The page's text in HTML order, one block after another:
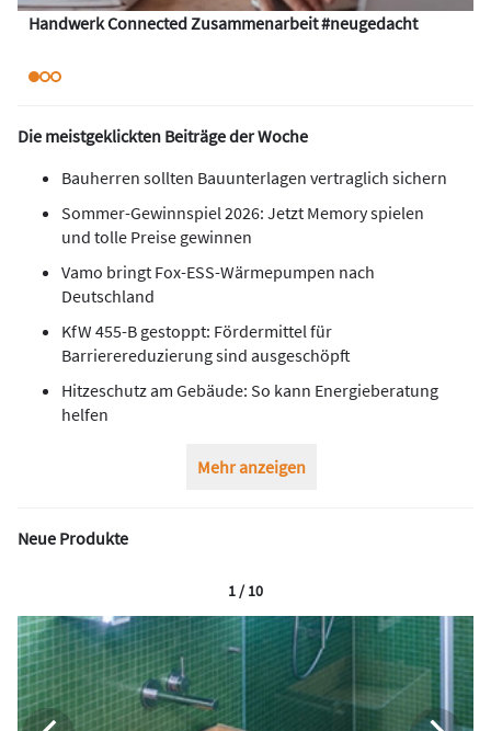
Handwerk Connected Zusammenarbeit #neugedacht
Die meistgeklickten Beiträge der Woche
Bauherren sollten Bauunterlagen vertraglich sichern
Sommer-Gewinnspiel 2026: Jetzt Memory spielen
und tolle Preise gewinnen
Vamo bringt Fox-ESS-Wärmepumpen nach
Deutschland
KfW 455-B gestoppt: Fördermittel für
Barrierereduzierung sind ausgeschöpft
Hitzeschutz am Gebäude: So kann Energieberatung
helfen
Mehr anzeigen
Neue Produkte
1 / 10